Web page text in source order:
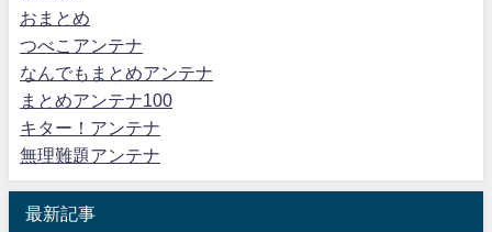
おまとめ
つべこアンテナ
なんでもまとめアンテナ
まとめアンテナ100
キター！アンテナ
無理難題アンテナ
最新記事